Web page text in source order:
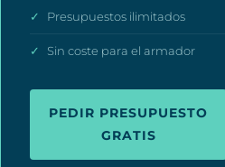
✓ Presupuestos ilimitados
✓ Sin coste para el armador
PEDIR PRESUPUESTO
GRATIS